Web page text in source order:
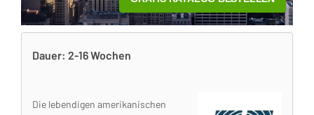
Dauer: 2-16 Wochen
Die lebendigen amerikanischen